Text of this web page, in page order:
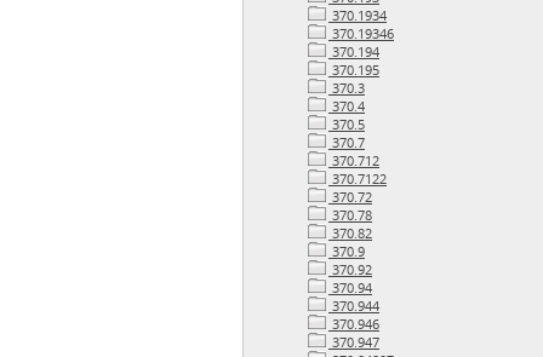
370.1934
370.19346
370.194
370.195
370.3
370.4
370.5
370.7
370.712
370.7122
370.72
370.78
370.82
370.9
370.92
370.94
370.944
370.946
370.947